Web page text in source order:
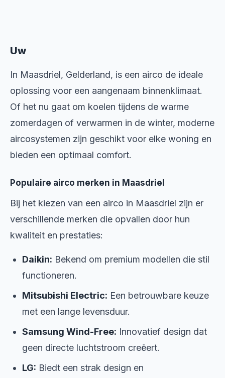
Uw
In Maasdriel, Gelderland, is een airco de ideale
oplossing voor een aangenaam binnenklimaat.
Of het nu gaat om koelen tijdens de warme
zomerdagen of verwarmen in de winter, moderne
aircosystemen zijn geschikt voor elke woning en
bieden een optimaal comfort.
Populaire airco merken in Maasdriel
Bij het kiezen van een airco in Maasdriel zijn er
verschillende merken die opvallen door hun
kwaliteit en prestaties:
Daikin: Bekend om premium modellen die stil
functioneren.
Mitsubishi Electric: Een betrouwbare keuze
met een lange levensduur.
Samsung Wind-Free: Innovatief design dat
geen directe luchtstroom creëert.
LG: Biedt een strak design en